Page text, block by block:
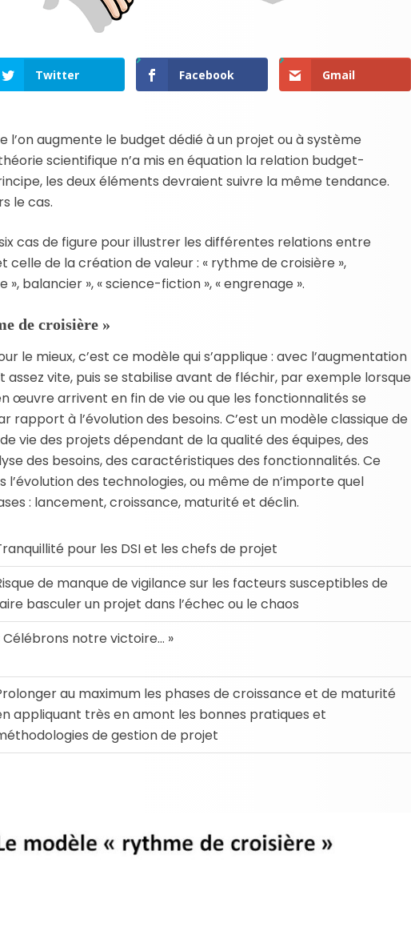
Twitter Facebook Gmail
l’on augmente le budget dédié à un projet ou à système
scientifique n’a mis en équation la relation budget-
les deux éléments devraient suivre la même tendance.
le cas.
cas de figure pour illustrer les différentes relations entre
celle de la création de valeur : « rythme de croisière »,
», balancier », « science-fiction », « engrenage ».
de croisière »
le mieux, c’est ce modèle qui s’applique : avec l’augmentation
vite, puis se stabilise avant de fléchir, par exemple lorsque
œuvre arrivent en fin de vie ou que les fonctionnalités se
rapport à l’évolution des besoins. C’est un modèle classique de
vie des projets dépendant de la qualité des équipes, des
des besoins, des caractéristiques des fonctionnalités. Ce
l’évolution des technologies, ou même de n’importe quel
: lancement, croissance, maturité et déclin.
pour les DSI et les chefs de projet
de manque de vigilance sur les facteurs susceptibles de
basculer un projet dans l’échec ou le chaos
Célébrons notre victoire… »
au maximum les phases de croissance et de maturité
appliquant très en amont les bonnes pratiques et
de gestion de projet
Twitter Facebook Gmail